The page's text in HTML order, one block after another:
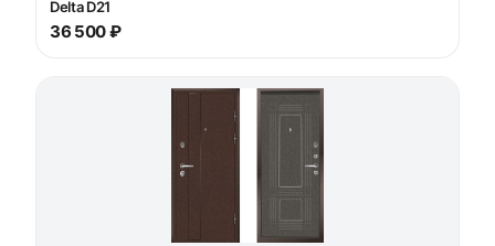
Delta D21
36 500 ₽